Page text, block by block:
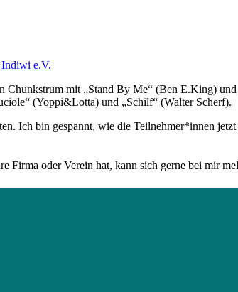
Indiwi e.V.
Chunkstrum mit „Stand By Me“ (Ben E.King)
(Yoppi&Lotta) und „Schilf“ (Walter Scherf).
Ich bin gespannt, wie die Teilnehmer*innen
Firma oder Verein hat, kann sich gerne bei mir